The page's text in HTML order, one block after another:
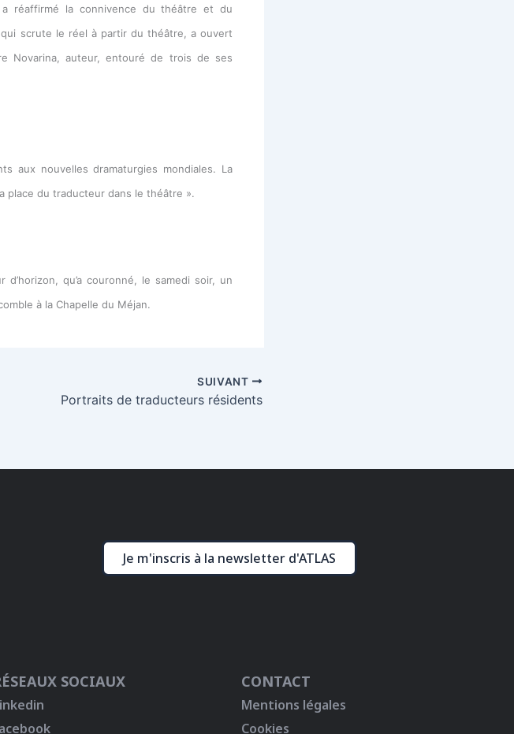
réaffirmé la connivence du théâtre et du
scrute le réel à partir du théâtre, a ouvert
Novarina, auteur, entouré de trois de ses
aux nouvelles dramaturgies mondiales. La
place du traducteur dans le théâtre ».
qu’a couronné, le samedi soir, un
à la Chapelle du Méjan.
SUIVANT
Portraits de traducteurs résidents
Je m'inscris à la newsletter d'ATLAS
SOCIAUX CONTACT
Mentions légales
Cookies